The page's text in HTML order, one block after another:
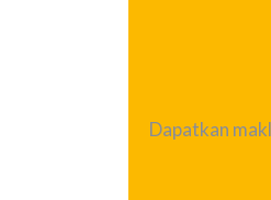
Dapatkan